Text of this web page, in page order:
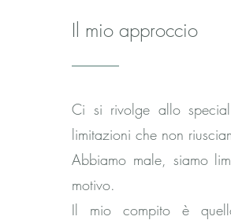
Il mio approccio
Ci si rivolge allo
limitazioni che non
Abbiamo male, siamo
motivo.
Il mio compito è